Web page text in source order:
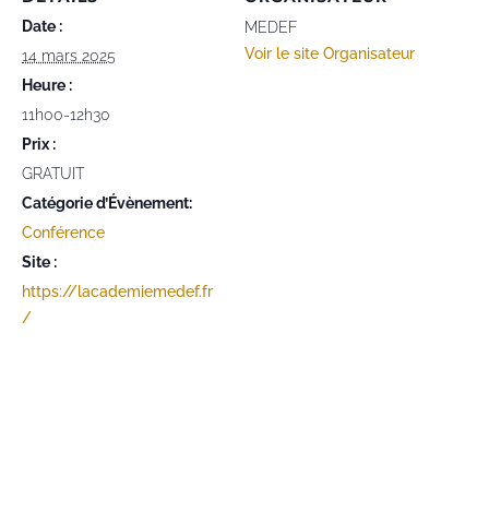
Date :
14 mars 2025
Heure :
11h00-12h30
Prix :
GRATUIT
Catégorie d’Évènement:
Conférence
Site :
https://lacademiemedef.fr
/
MEDEF
Voir le site Organisateur